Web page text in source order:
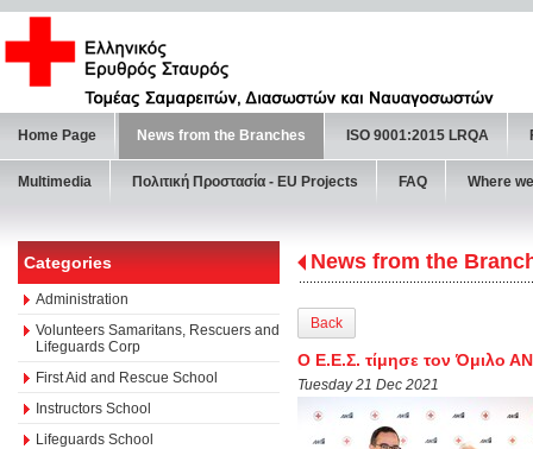
Home Page News from the Branches ISO 9001:2015 LRQA
Multimedia Πολιτική Προστασία - ΕU Projects FAQ Where
Categories
Administration
Volunteers Samaritans, Rescuers and
Lifeguards Corp
First Aid and Rescue School
Instructors School
Lifeguards School
News from the
Back
Ο Ε.Ε.Σ. τίμησε τον Όμιλο
Tuesday 21 Dec 2021